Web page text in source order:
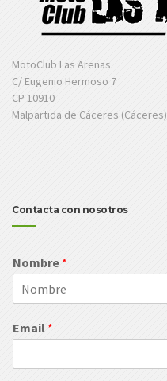
MotoClub Las Arenas
C/ Eugenio Hermoso 7
CP 10910
Malpartida de Cáceres (Cáceres)
Contacta con nosotros
Nombre *
o
m
e
Email *